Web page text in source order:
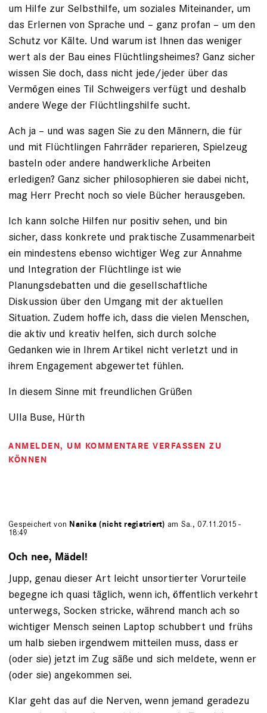
um Hilfe zur Selbsthilfe, um soziales Miteinander, um
das Erlernen von Sprache und – ganz profan – um den
Schutz vor Kälte. Und warum ist Ihnen das weniger
wert als der Bau eines Flüchtlingsheimes? Ganz sicher
wissen Sie doch, dass nicht jede/jeder über das
Vermögen eines Til Schweigers verfügt und deshalb
andere Wege der Flüchtlingshilfe sucht.
Ach ja – und was sagen Sie zu den Männern, die für
und mit Flüchtlingen Fahrräder reparieren, Spielzeug
basteln oder andere handwerkliche Arbeiten
erledigen? Ganz sicher philosophieren sie dabei nicht,
mag Herr Precht noch so viele Bücher herausgeben.
Ich kann solche Hilfen nur positiv sehen, und bin
sicher, dass konkrete und praktische Zusammenarbeit
ein mindestens ebenso wichtiger Weg zur Annahme
und Integration der Flüchtlinge ist wie
Planungsdebatten und die gesellschaftliche
Diskussion über den Umgang mit der aktuellen
Situation. Zudem hoffe ich, dass die vielen Menschen,
die aktiv und kreativ helfen, sich durch solche
Gedanken wie in Ihrem Artikel nicht verletzt und in
ihrem Engagement abgewertet fühlen.
In diesem Sinne mit freundlichen Grüßen
Ulla Buse, Hürth
ANMELDEN, UM KOMMENTARE VERFASSEN ZU
KÖNNEN
Gespeichert von Nanika (nicht registriert) am Sa., 07.11.2015 -
18:49
Och nee, Mädel!
Jupp, genau dieser Art leicht unsortierter Vorurteile
begegne ich quasi täglich, wenn ich, öffentlich verkehrt
unterwegs, Socken stricke, während manch ach so
wichtiger Mensch seinen Laptop schubbert und frühs
um halb sieben irgendwem mitteilen muss, dass er
(oder sie) jetzt im Zug säße und sich meldete, wenn er
(oder sie) angekommen sei.
Klar geht das auf die Nerven, wenn jemand geradezu